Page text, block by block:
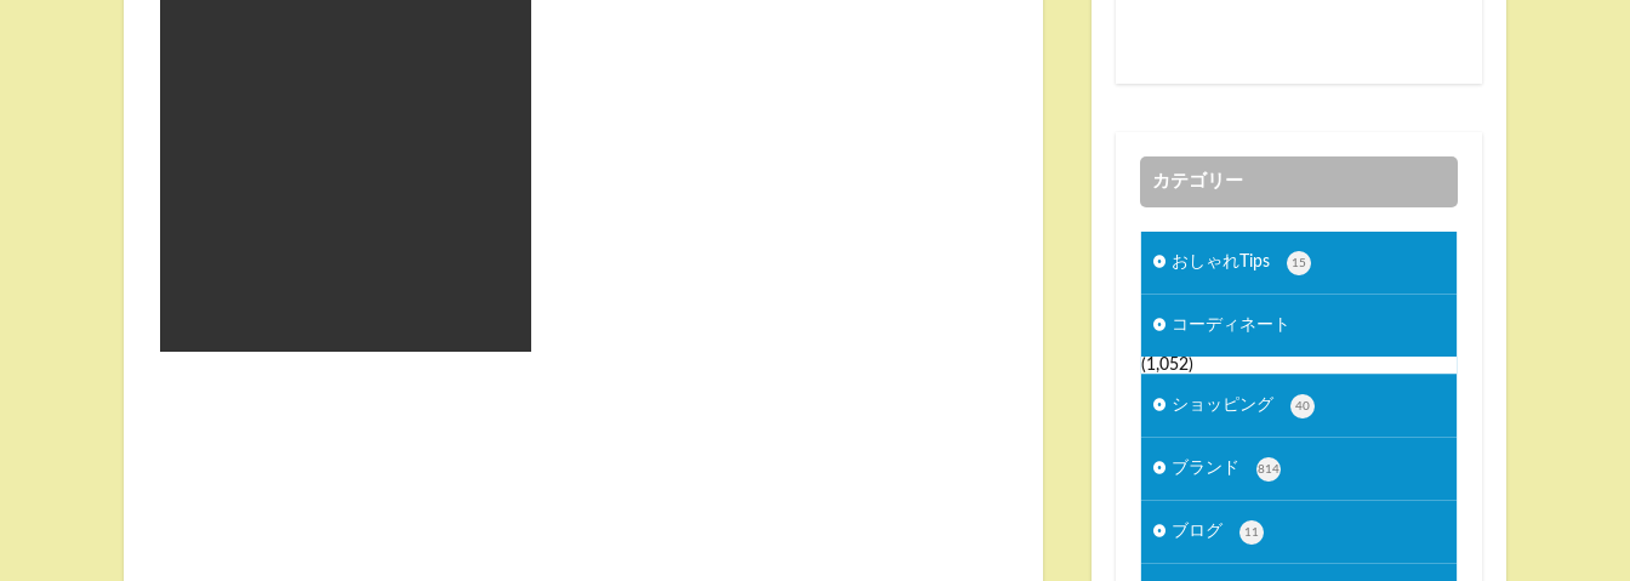
カテゴリー
おしゃれTips 15
コーディネート
(1,052)
ショッピング 40
ブランド 814
ブログ 11